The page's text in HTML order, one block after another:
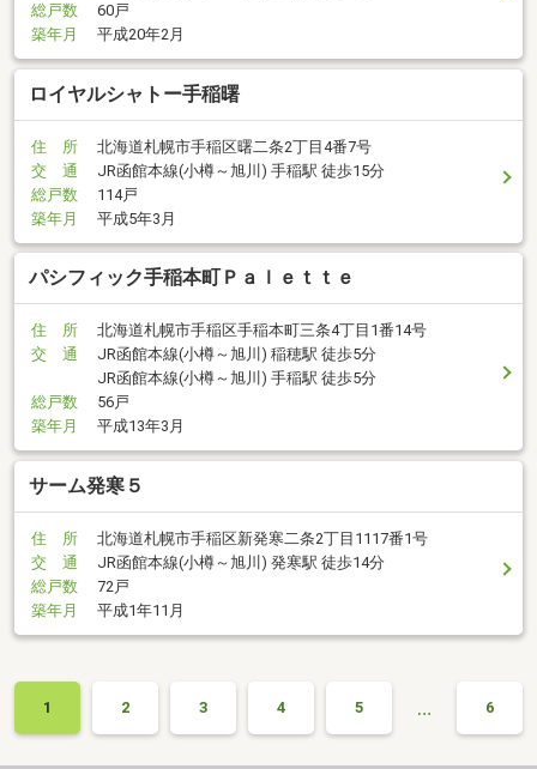
総戸数
60戸
築年月
平成20年2月
ロイヤルシャトー手稲曙
住 所
北海道札幌市手稲区曙二条2丁目4番7号
交 通
JR函館本線(小樽～旭川) 手稲駅 徒歩15分
総戸数
114戸
築年月
平成5年3月
パシフィック手稲本町Ｐａｌｅｔｔｅ
住 所
北海道札幌市手稲区手稲本町三条4丁目1番14号
交 通
JR函館本線(小樽～旭川) 稲穂駅 徒歩5分
JR函館本線(小樽～旭川) 手稲駅 徒歩5分
総戸数
56戸
築年月
平成13年3月
サーム発寒５
住 所
北海道札幌市手稲区新発寒二条2丁目1117番1号
交 通
JR函館本線(小樽～旭川) 発寒駅 徒歩14分
総戸数
72戸
築年月
平成1年11月
1 2 3 4 5 … 6